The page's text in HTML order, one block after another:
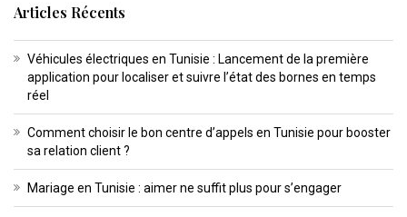
Articles Récents
Véhicules électriques en Tunisie : Lancement de la première
application pour localiser et suivre l’état des bornes en temps
réel
Comment choisir le bon centre d’appels en Tunisie pour booster
sa relation client ?
Mariage en Tunisie : aimer ne suffit plus pour s’engager